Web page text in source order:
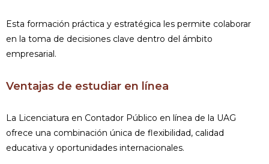
Esta formación práctica y estratégica les permite colaborar
en la toma de decisiones clave dentro del ámbito
empresarial.
Ventajas de estudiar en línea
La Licenciatura en Contador Público en línea de la UAG
ofrece una combinación única de flexibilidad, calidad
educativa y oportunidades internacionales.